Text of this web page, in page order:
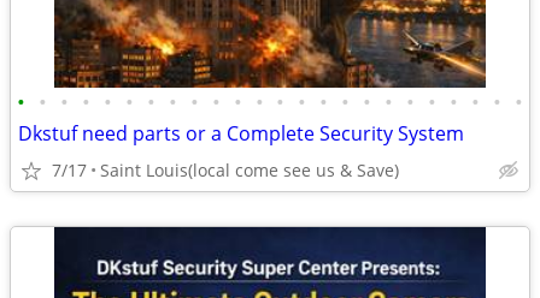
• • • • • • • • • • • • • • • • • • • • • • • •
Dkstuf need parts or a Complete Security System
7/17 Saint Louis(local come see us & Save)